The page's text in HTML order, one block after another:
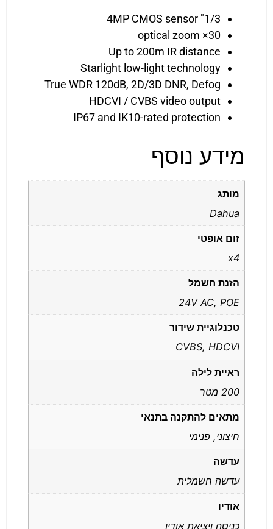
1/3" 4MP CMOS sensor
30× optical zoom
Up to 200m IR distance
Starlight low-light technology
True WDR 120dB, 2D/3D DNR, Defog
HDCVI / CVBS video output
IP67 and IK10-rated protection
מידע נוסף
מותג
Dahua
זום אופטי
x4
הזנת חשמל
24V AC, POE
טכנלוגיית שידור
CVBS, HDCVI
ראיית לילה
200 מטר
מתאים להתקנה בתנאי
חיצוני, פנימי
עדשה
עדשה חשמלית
אודיו
כניסה ויציאת אודיו